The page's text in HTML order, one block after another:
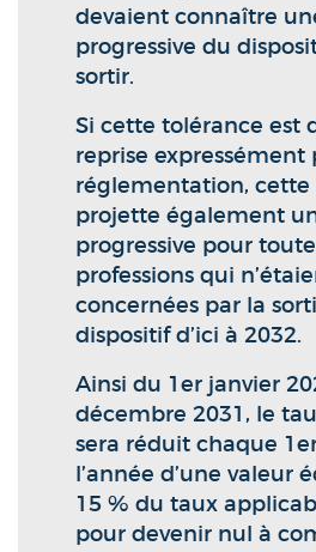
devaient connaître
progressive du
sortir.
Si cette tolérance est
reprise expressément
réglementation, cette
projette également
progressive pour
professions qui
concernées par la
dispositif d’ici à 2032.
Ainsi du 1er janvier
décembre 2031, le
sera réduit chaque
l’année d’une valeur
15 % du taux
pour devenir nul à